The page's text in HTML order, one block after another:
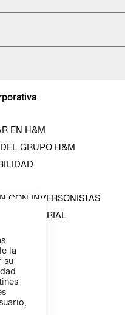
EN H&M
GRUPO H&M
CON INVERSONISTAS
EMPRESARIAL
la
su